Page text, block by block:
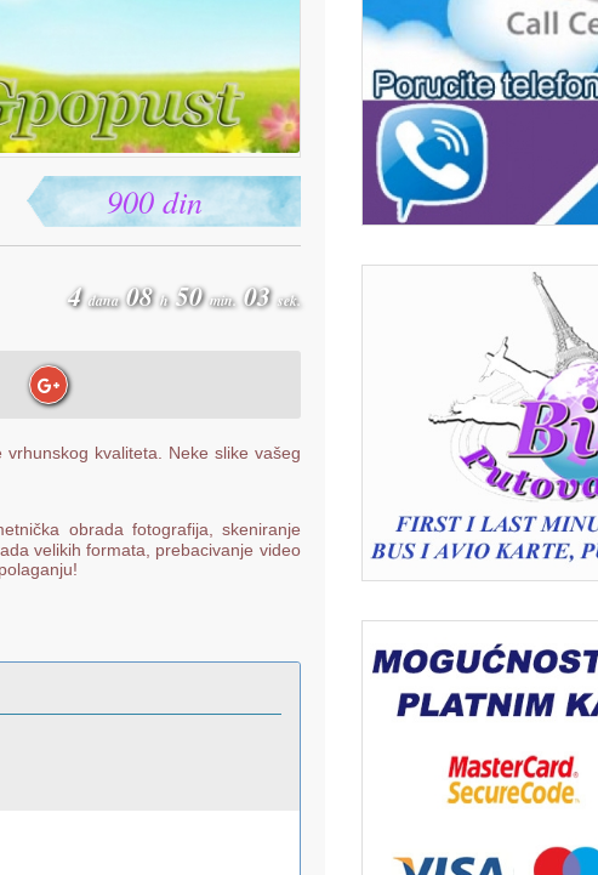
900 din
4dana 08h 50min. 03 sek.
kvaliteta. Neke slike vašeg
obrada fotografija, skeniranje
velikih formata, prebacivanje video